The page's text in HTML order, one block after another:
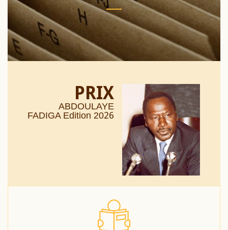
PRIX
ABDOULAYE
FADIGA Edition 2026